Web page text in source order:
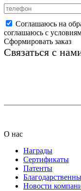
Соглашаюсь на
соглашаюсь с
Сформировать заказ
Связаться с
О нас
Награды
Сертификаты
Патенты
Новости